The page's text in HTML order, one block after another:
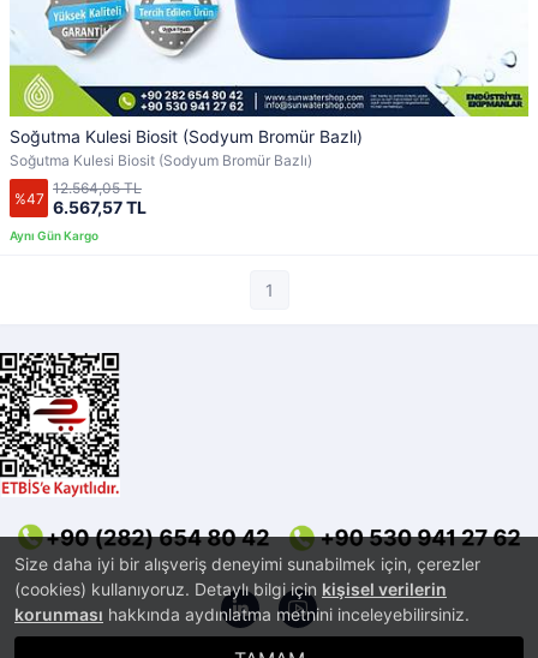
Size daha iyi bir alışveriş deneyimi sunabilmek için, çerezler
(cookies) kullanıyoruz. Detaylı bilgi için kişisel verilerin
korunması hakkında aydınlatma metnini inceleyebilirsiniz.
Soğutma Kulesi Biosit (Sodyum Bromür Bazlı)
Soğutma Kulesi Biosit (Sodyum Bromür Bazlı)
%47 6.567,57 TL
12.564,05 TL
1